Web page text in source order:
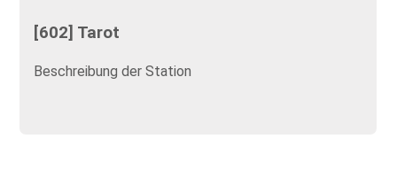
[602] Tarot
Beschreibung der Station